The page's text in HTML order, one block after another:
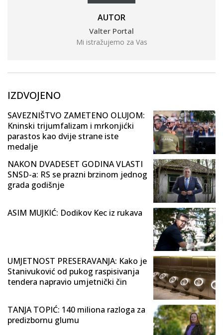
AUTOR
Valter Portal
Mi istražujemo za Vas
IZDVOJENO
SAVEZNIŠTVO ZAMETENO OLUJOM:
Kninski trijumfalizam i mrkonjićki
parastos kao dvije strane iste
medalje
NAKON DVADESET GODINA VLASTI
SNSD-a: RS se prazni brzinom jednog
grada godišnje
ASIM MUJKIĆ: Dodikov Kec iz rukava
UMJETNOST PRESERAVANJA: Kako je
Stanivuković od pukog raspisivanja
tendera napravio umjetnički čin
TANJA TOPIĆ: 140 miliona razloga za
predizbornu glumu